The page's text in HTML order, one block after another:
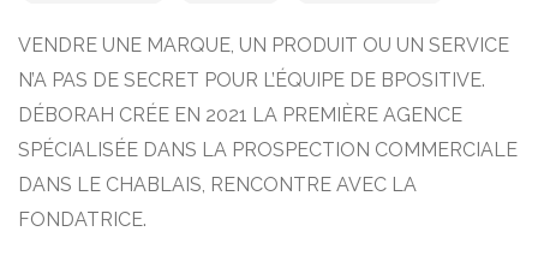
VENDRE UNE MARQUE, UN PRODUIT OU UN SERVICE
N’A PAS DE SECRET POUR L’ÉQUIPE DE BPOSITIVE.
DÉBORAH CRÉE EN 2021 LA PREMIÈRE AGENCE
SPÉCIALISÉE DANS LA PROSPECTION COMMERCIALE
DANS LE CHABLAIS, RENCONTRE AVEC LA
FONDATRICE.